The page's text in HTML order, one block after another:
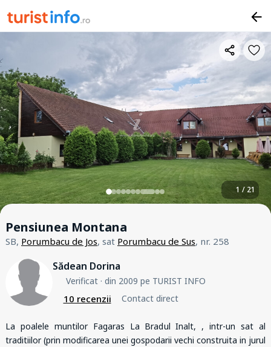
1 / 21
Pensiunea Montana
SB, Porumbacu de Jos, sat Porumbacu de Sus, nr. 258
Sădean Dorina
Verificat· din 2009 pe TURIST INFO
10 recenzii Contact direct
La poalele muntilor Fagaras La Bradul Inalt, , intr-un sat al
traditiilor (prin modificarea unei gospodarii vechi construita in jurul